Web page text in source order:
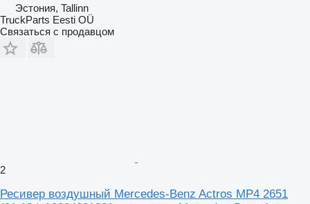
Эстония, Tallinn
TruckParts Eesti OÜ
Связаться с продавцом
2
Ресивер воздушный Mercedes-Benz Actros MP4 2651